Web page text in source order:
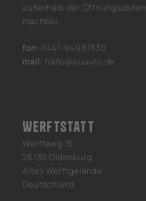
außerhalb der Öffnungszeiten
machbar.
fon: 0441-94987830
mail: hallo@puuuro.de
Werftstatt
Werftweg 15
26135 Oldenburg
Altes Werftgelände
Deutschland